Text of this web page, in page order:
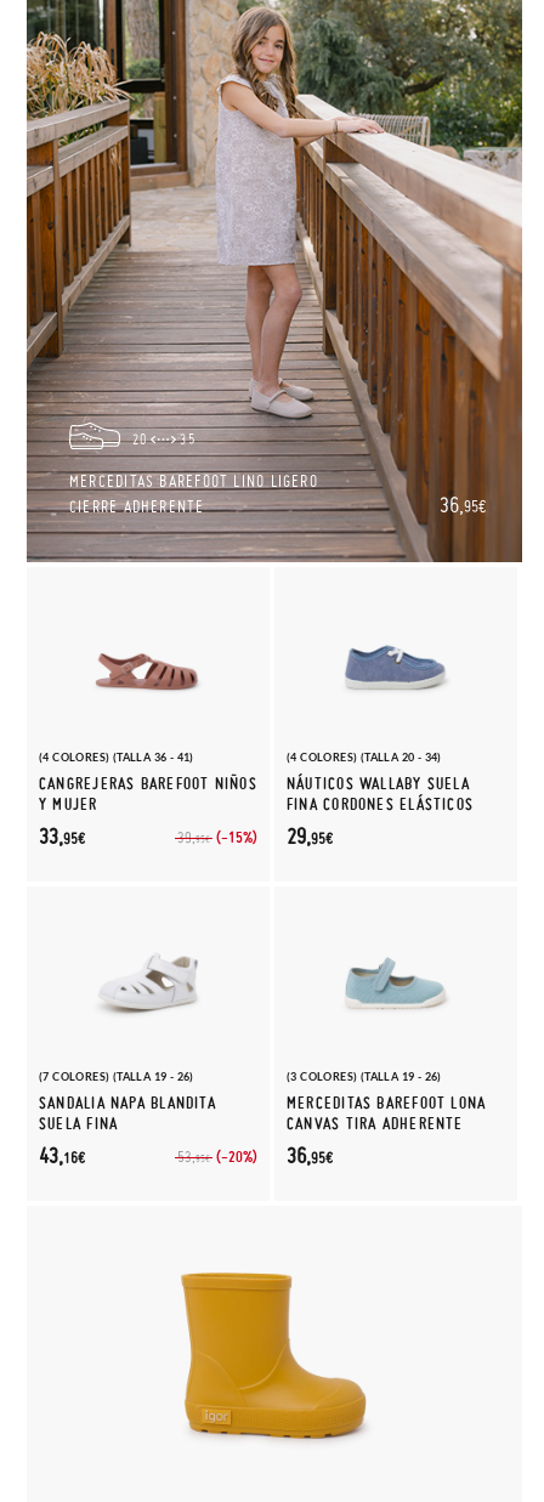
20 35
MERCEDITAS BAREFOOT LINO LIGERO
CIERRE ADHERENTE
36, 95€
(4 COLORES) (TALLA 36 - 41)
CANGREJERAS BAREFOOT NIÑOS
Y MUJER
39,95€ (-15%)
33,95€
(4 COLORES) (TALLA 20 - 34)
NÁUTICOS WALLABY SUELA
FINA CORDONES ELÁSTICOS
29,95€
(7 COLORES) (TALLA 19 - 26)
SANDALIA NAPA BLANDITA
SUELA FINA
53,95€ (-20%)
43,16€
(3 COLORES) (TALLA 19 - 26)
MERCEDITAS BAREFOOT LONA
CANVAS TIRA ADHERENTE
36,95€